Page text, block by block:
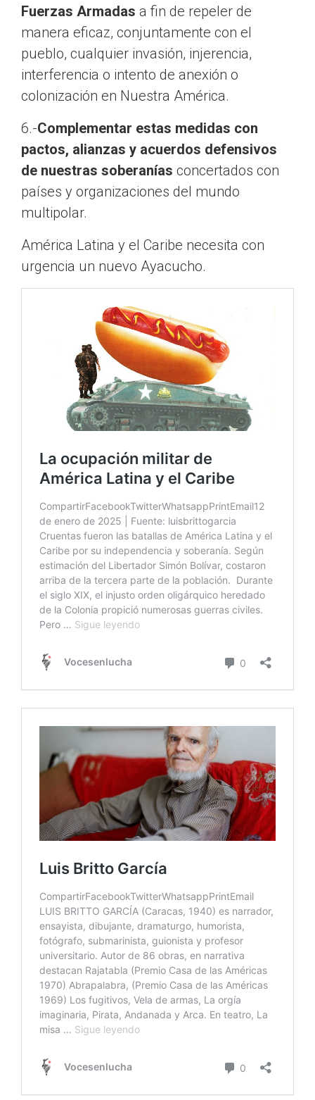
Fuerzas Armadas a fin de repeler de
manera eficaz, conjuntamente con el
pueblo, cualquier invasión, injerencia,
interferencia o intento de anexión o
colonización en Nuestra América.
6.-Complementar estas medidas con
pactos, alianzas y acuerdos defensivos
de nuestras soberanías concertados con
países y organizaciones del mundo
multipolar.
América Latina y el Caribe necesita con
urgencia un nuevo Ayacucho.